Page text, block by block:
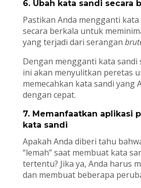
6. Ubah kata sandi secara
Pastikan Anda mengganti kata
secara berkala untuk
yang terjadi dari serangan
Dengan mengganti kata sandi
ini akan menyulitkan peretas
memecahkan kata sandi yang
dengan cepat.
7. Memanfaatkan aplikasi
kata sandi
Apakah Anda diberi tahu
“lemah” saat membuat kata
tertentu? Jika ya, Anda harus
dan membuat beberapa